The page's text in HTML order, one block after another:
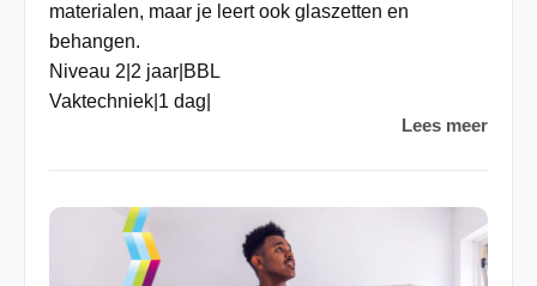
materialen, maar je leert ook glaszetten en
behangen.
Niveau 2 2 jaar BBL
Vaktechniek 1 dag
Lees meer